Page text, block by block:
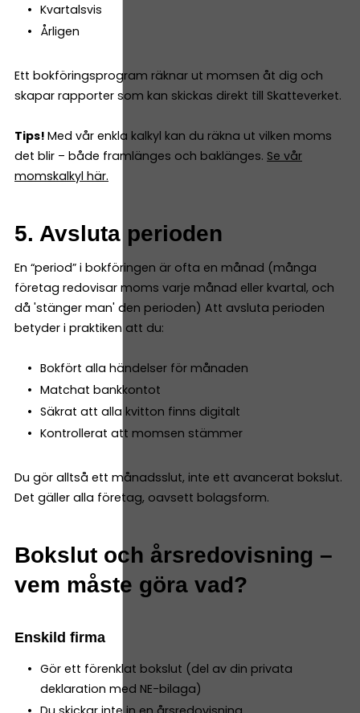
Kvartalsvis
Årligen
Ett bokföringsprogram räknar ut momsen åt dig och
skapar rapporter som kan skickas direkt till Skatteverket.
Tips! Med vår enkla kalkyl kan du räkna ut vilken moms
det blir – både framlänges och baklänges. Se vår
momskalkyl här.
5. Avsluta perioden
En “period” i bokföringen är ofta en månad (många
företag redovisar moms varje månad eller kvartal, och
då 'stänger man' den perioden) Att avsluta perioden
betyder i praktiken att du:
Bokfört alla händelser för månaden
Matchat bankkontot
Säkrat att alla kvitton finns digitalt
Kontrollerat att momsen stämmer
Du gör alltså ett månadsslut, inte ett avancerat bokslut.
Det gäller alla företag, oavsett bolagsform.
Bokslut och årsredovisning –
vem måste göra vad?
Enskild firma
Gör ett förenklat bokslut (del av din privata
deklaration med NE-bilaga)